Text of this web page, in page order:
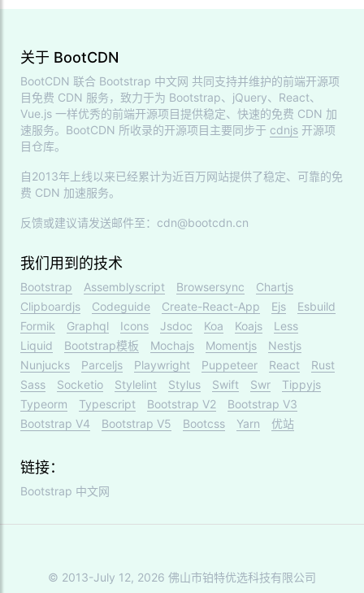
关于 BootCDN
BootCDN 联合 Bootstrap 中文网 共同支持并维护的前端开源项
目免费 CDN 服务，致力于为 Bootstrap、jQuery、React、
Vue.js 一样优秀的前端开源项目提供稳定、快速的免费 CDN 加
速服务。BootCDN 所收录的开源项目主要同步于 cdnjs 开源项
目仓库。
自2013年上线以来已经累计为近百万网站提供了稳定、可靠的免
费 CDN 加速服务。
反馈或建议请发送邮件至：cdn@bootcdn.cn
我们用到的技术
Bootstrap Assemblyscript Browsersync
Chartjs
Clipboardjs
Codeguide Create-React-App Ejs
Esbuild
Formik
Graphql Icons Jsdoc Koa Koajs
Less
Liquid
Bootstrap模板 Mochajs Momentjs
Nestjs
Nunjucks
Parceljs Playwright Puppeteer React
Rust
Sass
Socketio Stylelint Stylus Swift Swr
Tippyjs
Typeorm
Typescript Bootstrap V2
Bootstrap V3
Bootstrap V4
Bootstrap V5 Bootcss Yarn 优站
链接：
Bootstrap 中文网
© 2013-July 12, 2026 佛山市铂特优选科技有限公司